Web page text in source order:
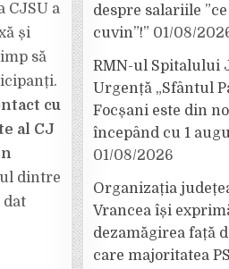
CJSU a
și
să
cu
al CJ
dintre
dat
despre salariile
cuvin”!” 01/08/
RMN-ul Spitalului
Urgență „Sfântul
Focșani este din
începând cu 1
01/08/2026
Organizația
Vrancea își
dezamăgirea față
care majoritatea